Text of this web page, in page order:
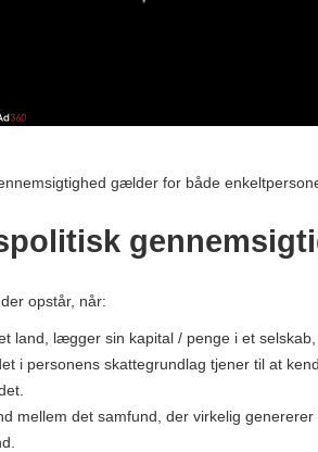
gælder for både
opstår, når:
land, lægger sin kapital / penge i et
i personens skattegrundlag tjener til at
mellem det samfund, der virkelig